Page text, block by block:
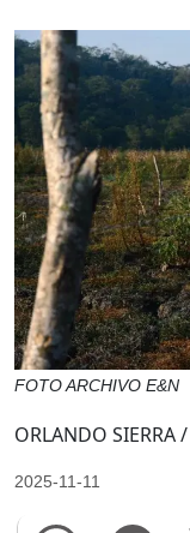
FOTO ARCHIVO E&N
ORLANDO SIERRA
2025-11-11